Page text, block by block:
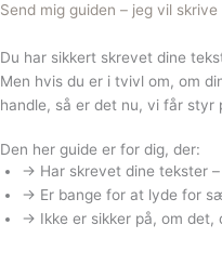
Send mig guiden – jeg vil
Du har sikkert skrevet dine
Men hvis du er i tvivl om, om
handle, så er det nu, vi får styr
Den her guide er for dig, der:
→ Har skrevet dine tekster
→ Er bange for at lyde for
→ Ikke er sikker på, om det,